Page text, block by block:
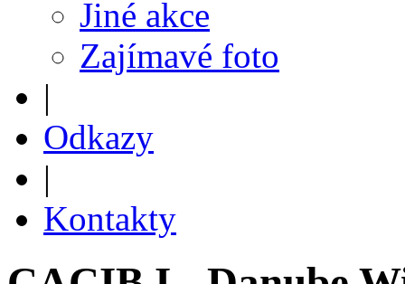
Jiné akce
Zajímavé foto
|
Odkazy
|
Kontakty